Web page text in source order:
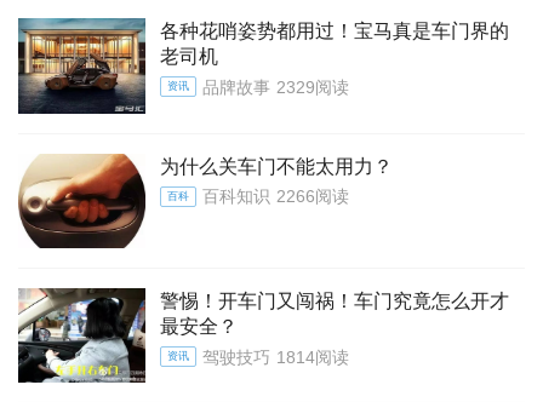
各种花哨姿势都用过！宝马真是车门界的
老司机
资讯 品牌故事 2329阅读
为什么关车门不能太用力？
百科 百科知识 2266阅读
警惕！开车门又闯祸！车门究竟怎么开才
最安全？
资讯 驾驶技巧 1814阅读